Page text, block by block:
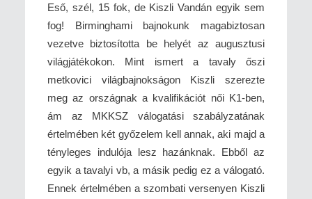
Eső, szél, 15 fok, de Kiszli Vandán egyik sem
fog! Birminghami bajnokunk magabiztosan
vezetve biztosította be helyét az augusztusi
világjátékokon. Mint ismert a tavaly őszi
metkovici világbajnokságon Kiszli szerezte
meg az országnak a kvalifikációt női K1-ben,
ám az MKKSZ válogatási szabályzatának
értelmében két győzelem kell annak, aki majd a
tényleges indulója lesz hazánknak. Ebből az
egyik a tavalyi vb, a másik pedig ez a válogató.
Ennek értelmében a szombati versenyen Kiszli